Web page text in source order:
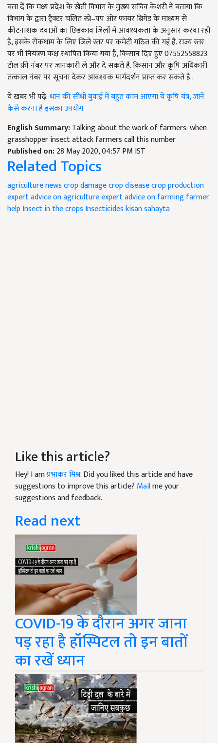
बता दें कि मध्य प्रदेश के खेती विभाग के मुख्य सचिव केशरी ने बताया कि
विभाग के द्वारा ट्रैक्टर चलित स्प्रे–पंप ओर फायर ब्रिगेड के माध्यम से
कीटनाशक दवाओं का छिडकाव जिलों में आवश्यकता के अनुसार करवा रही
है, इसके रोकथाम के लिए जिले स्तर पर कमेटी गठित की गई है. राज्य स्तर
पर भी नियंत्रण कक्ष स्थापित किया गया है, किसान दिए हुए 07552558823
टोल फ्री नंबर पर जानकारी ले और दे सकते है. किसान और कृषि अधिकारी
तत्काल नंबर पर सूचना देकर आवश्यक मार्गदर्शन प्राप्त कर सकते हैं .
ये खबर भी पढ़े:धान की सीधी बुवाई में बहुत काम आएगा ये कृषि यंत्र, जानें
कैसे करना है इसका उपयोग
English Summary:Talking about the work of farmers: when
grasshopper insect attack farmers call this number
Published on:28 May 2020, 04:57 PM IST
Related Topics
agriculture newscrop damagecrop diseasecrop production
expert advice on agricultureexpert advice on farmingfarmer
helpInsect in the crops Insecticideskisan sahayta
Like this article?
Hey! I amप्रभाकर मिश्र. Did you liked this article and have
suggestions to improve this article? Mailme your
suggestions and feedback.
Read next
COVID-19 के दौरान अगर जाना
पड़ रहा है हॉस्पिटल तो इन बातों
का रखें ध्यान